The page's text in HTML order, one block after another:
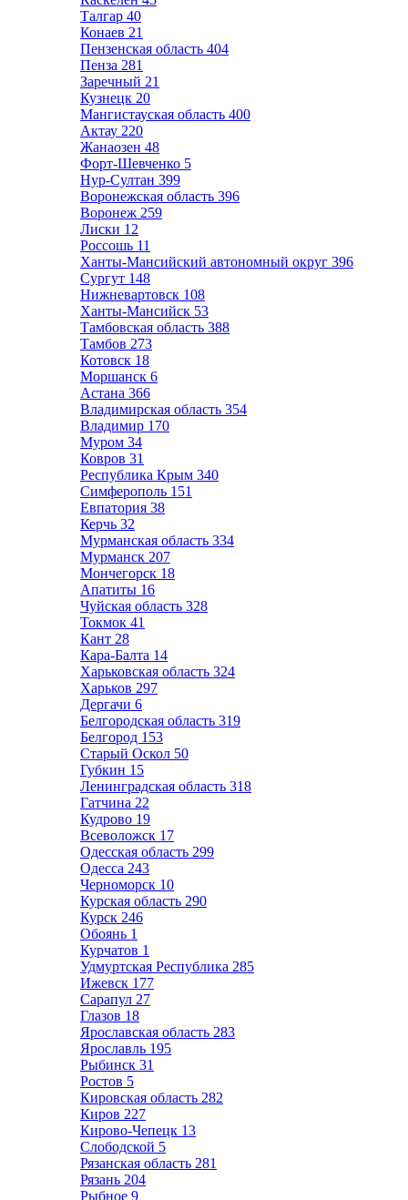
Талгар 40
Конаев 21
Пензенская область 404
Пенза 281
Заречный 21
Кузнецк 20
Мангистауская область 400
Актау 220
Жанаозен 48
Форт-Шевченко 5
Нур-Султан 399
Воронежская область 396
Воронеж 259
Лиски 12
Россошь 11
Ханты-Мансийский автономный округ 396
Сургут 148
Нижневартовск 108
Ханты-Мансийск 53
Тамбовская область 388
Тамбов 273
Котовск 18
Моршанск 6
Астана 366
Владимирская область 354
Владимир 170
Муром 34
Ковров 31
Республика Крым 340
Симферополь 151
Евпатория 38
Керчь 32
Мурманская область 334
Мурманск 207
Мончегорск 18
Апатиты 16
Чуйская область 328
Токмок 41
Кант 28
Кара-Балта 14
Харьковская область 324
Харьков 297
Дергачи 6
Белгородская область 319
Белгород 153
Старый Оскол 50
Губкин 15
Ленинградская область 318
Гатчина 22
Кудрово 19
Всеволожск 17
Одесская область 299
Одесса 243
Черноморск 10
Курская область 290
Курск 246
Обоянь 1
Курчатов 1
Удмуртская Республика 285
Ижевск 177
Сарапул 27
Глазов 18
Ярославская область 283
Ярославль 195
Рыбинск 31
Ростов 5
Кировская область 282
Киров 227
Кирово-Чепецк 13
Слободской 5
Рязанская область 281
Рязань 204
Рыбное 9